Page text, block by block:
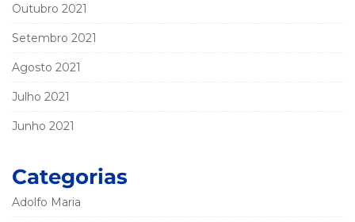
Outubro 2021
Setembro 2021
Agosto 2021
Julho 2021
Junho 2021
Categorias
Adolfo Maria